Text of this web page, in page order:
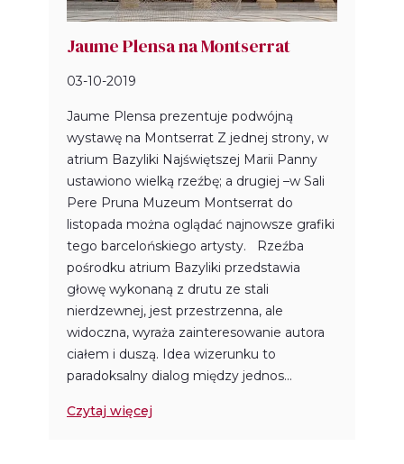
Jaume Plensa na Montserrat
03-10-2019
Jaume Plensa prezentuje podwójną
wystawę na Montserrat Z jednej strony, w
atrium Bazyliki Najświętszej Marii Panny
ustawiono wielką rzeźbę; a drugiej –w Sali
Pere Pruna Muzeum Montserrat do
listopada można oglądać najnowsze grafiki
tego barcelońskiego artysty. Rzeźba
pośrodku atrium Bazyliki przedstawia
głowę wykonaną z drutu ze stali
nierdzewnej, jest przestrzenna, ale
widoczna, wyraża zainteresowanie autora
ciałem i duszą. Idea wizerunku to
paradoksalny dialog między jednos...
Czytaj więcej